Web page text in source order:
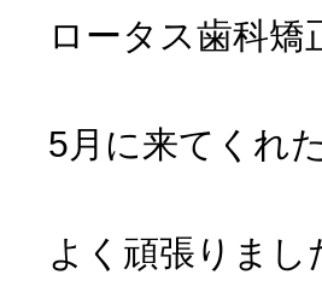
ロータス歯科矯
5月に来てくれ
よく頑張りまし